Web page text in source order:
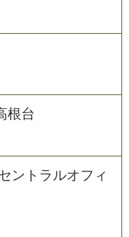
根台
ントラルオフィ